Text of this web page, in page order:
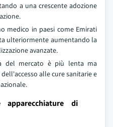
a una crescente adozione
medico in paesi come Emirati
ulteriormente aumentando la
avanzate.
del mercato è più lenta ma
alle cure sanitarie e
di